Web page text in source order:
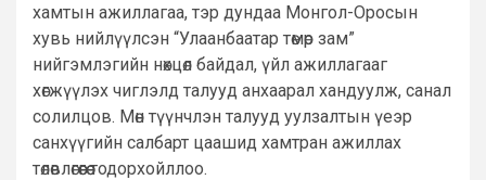
хамтын ажиллагаа, тэр дундаа Монгол-Оросын
хувь нийлүүлсэн “Улаанбаатар төмөр зам”
нийгэмлэгийн нөхцөл байдал, үйл ажиллагааг
хөгжүүлэх чиглэлд талууд анхаарал хандуулж, санал
солилцов. Мөн түүнчлэн талууд уулзалтын үеэр
санхүүгийн салбарт цаашид хамтран ажиллах
төлөвлөгөөгөө тодорхойллоо.